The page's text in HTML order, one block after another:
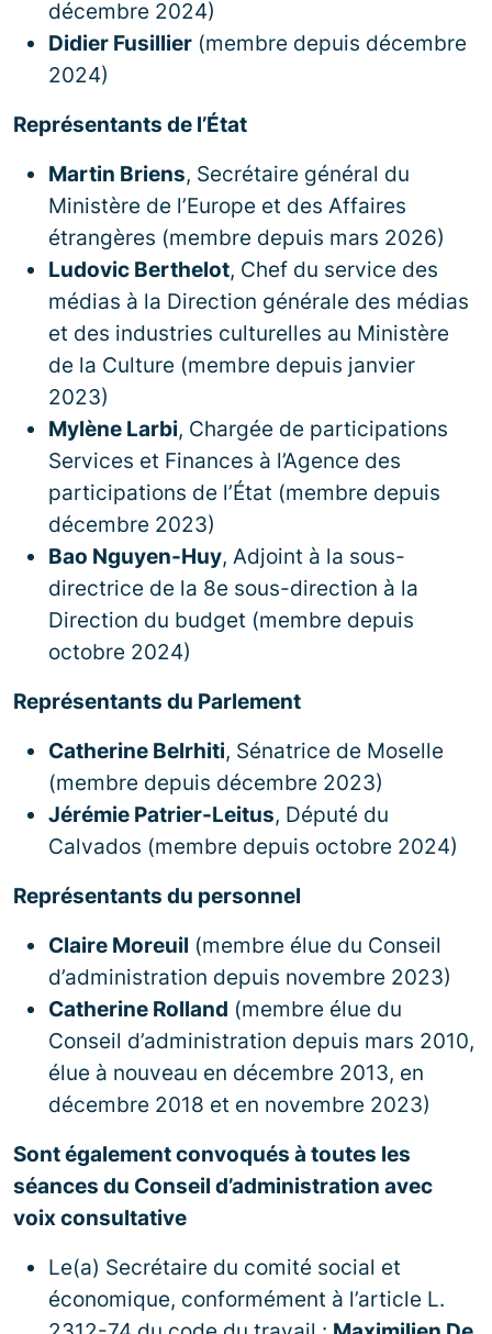
décembre 2024)
Didier Fusillier (membre depuis décembre
2024)
Représentants de l’État
Martin Briens, Secrétaire général du
Ministère de l’Europe et des Affaires
étrangères (membre depuis mars 2026)
Ludovic Berthelot, Chef du service des
médias à la Direction générale des médias
et des industries culturelles au Ministère
de la Culture (membre depuis janvier
2023)
Mylène Larbi, Chargée de participations
Services et Finances à l’Agence des
participations de l’État (membre depuis
décembre 2023)
Bao Nguyen-Huy, Adjoint à la sous-
directrice de la 8e sous-direction à la
Direction du budget (membre depuis
octobre 2024)
Représentants du Parlement
Catherine Belrhiti, Sénatrice de Moselle
(membre depuis décembre 2023)
Jérémie Patrier-Leitus, Député du
Calvados (membre depuis octobre 2024)
Représentants du personnel
Claire Moreuil (membre élue du Conseil
d’administration depuis novembre 2023)
Catherine Rolland (membre élue du
Conseil d’administration depuis mars 2010,
élue à nouveau en décembre 2013, en
décembre 2018 et en novembre 2023)
Sont également convoqués à toutes les
séances du Conseil d’administration avec
voix consultative
Le(a) Secrétaire du comité social et
économique, conformément à l’article L.